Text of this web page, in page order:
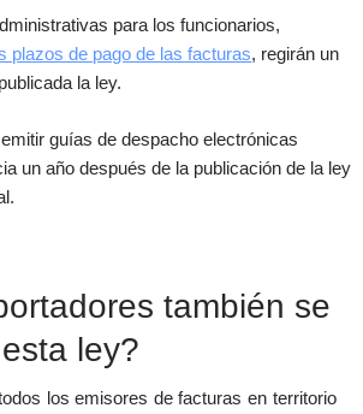
para los funcionarios,
plazos de pago de las facturas, regirán un
la ley.
guías de despacho electrónicas
un año después de la publicación de la ley
también se
ley?
los emisores de facturas en territorio